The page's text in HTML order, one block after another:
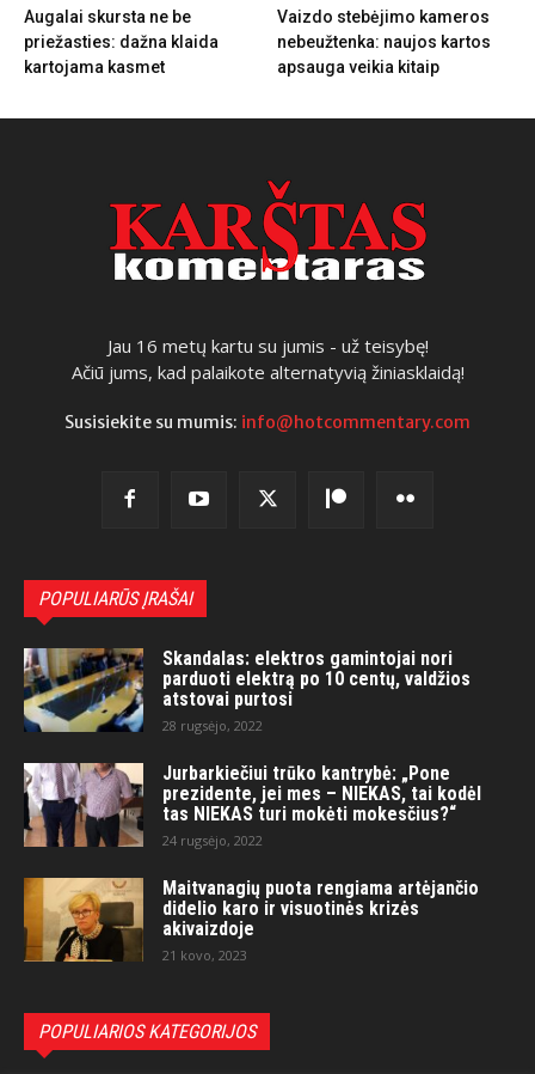
Augalai skursta ne be
priežasties: dažna klaida
kartojama kasmet
Vaizdo stebėjimo kameros
nebeužtenka: naujos kartos
apsauga veikia kitaip
Jau 16 metų kartu su jumis - už teisybę!
Ačiū jums, kad palaikote alternatyvią žiniasklaidą!
Susisiekite su mumis: info@hotcommentary.com
POPULIARŪS ĮRAŠAI
Skandalas: elektros gamintojai nori
parduoti elektrą po 10 centų, valdžios
atstovai purtosi
28 rugsėjo, 2022
Jurbarkiečiui trūko kantrybė: „Pone
prezidente, jei mes – NIEKAS, tai kodėl
tas NIEKAS turi mokėti mokesčius?“
24 rugsėjo, 2022
Maitvanagių puota rengiama artėjančio
didelio karo ir visuotinės krizės
akivaizdoje
21 kovo, 2023
POPULIARIOS KATEGORIJOS